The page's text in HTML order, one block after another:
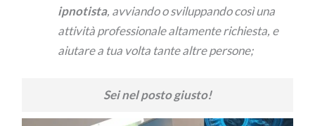
ipnotista, avviando o sviluppando così una
attività professionale altamente richiesta, e
aiutare a tua volta tante altre persone;
Sei nel posto giusto!